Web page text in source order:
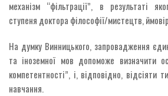
механізм “фільтрації”, в результаті
ступеня доктора філософії/мистецтв,
На думку Винницького, запровадження
та іноземної мов допоможе визначити
компетентності”, і, відповідно, відсіяти
навчання.